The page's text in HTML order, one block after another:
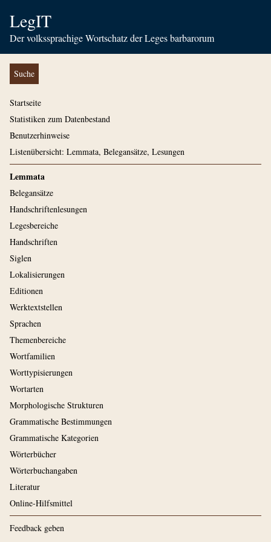
LegIT
Der volkssprachige Wortschatz der Leges barbarorum
Suche
Startseite
Statistiken zum Datenbestand
Benutzerhinweise
Listenübersicht: Lemmata, Belegansätze, Lesungen
Lemmata
Belegansätze
Handschriftenlesungen
Legesbereiche
Handschriften
Siglen
Lokalisierungen
Editionen
Werktextstellen
Sprachen
Themenbereiche
Wortfamilien
Worttypisierungen
Wortarten
Morphologische Strukturen
Grammatische Bestimmungen
Grammatische Kategorien
Wörterbücher
Wörterbuchangaben
Literatur
Online-Hilfsmittel
Feedback geben